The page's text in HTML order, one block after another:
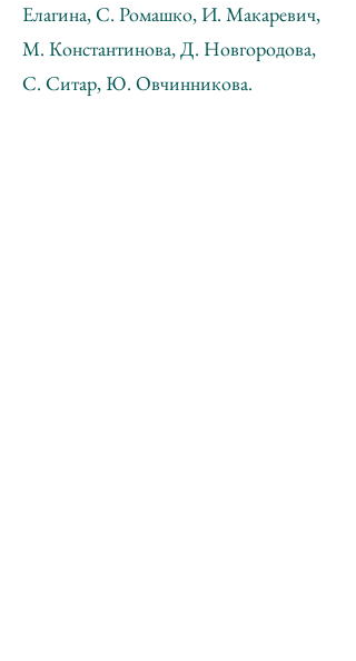
Елагина, С. Ромашко, И. Макаревич,
М. Константинова, Д. Новгородова,
С. Ситар, Ю. Овчинникова.